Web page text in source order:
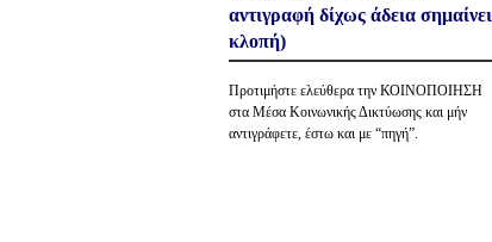
αντιγραφή δίχως άδεια σημαίνει
κλοπή)
Προτιμήστε ελεύθερα την ΚΟΙΝΟΠΟΙΗΣΗ
στα Μέσα Κοινωνικής Δικτύωσης και μήν
αντιγράφετε, έστω και με “πηγή”.